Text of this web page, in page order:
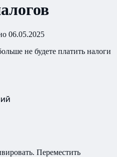
06.05.2025
не будете платить налоги
Переместить